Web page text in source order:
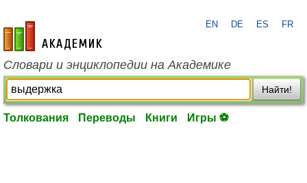
academic.ru
EN DE ES FR
Словари и энциклопедии на Академике
Найти!
Толкования Переводы Книги Игры ⚽